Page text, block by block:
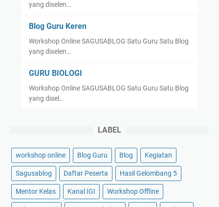
yang diselen…
Blog Guru Keren
Workshop Online SAGUSABLOG Satu Guru Satu Blog
yang diselen…
GURU BIOLOGI
Workshop Online SAGUSABLOG Satu Guru Satu Blog
yang disel…
LABEL
workshop online Blog Guru Blog Kegiatan
Sagusablog Daftar Peserta Hasil Gelombang 5
Mentor Kelas Kanal IGI Workshop Offline